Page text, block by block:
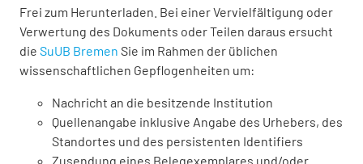
Frei zum Herunterladen. Bei einer Vervielfältigung oder
Verwertung des Dokuments oder Teilen daraus ersucht
die SuUB Bremen Sie im Rahmen der üblichen
wissenschaftlichen Gepflogenheiten um:
Nachricht an die besitzende Institution
Quellenangabe inklusive Angabe des Urhebers, des
Standortes und des persistenten Identifiers
Zusendung eines Belegexemplares und/oder